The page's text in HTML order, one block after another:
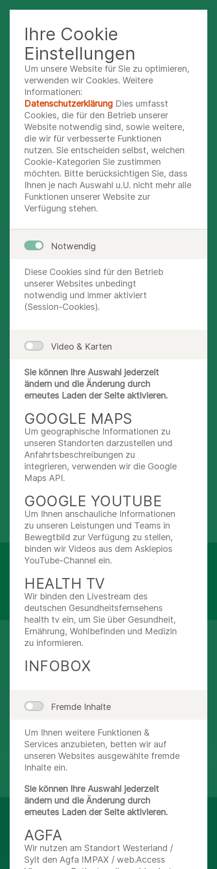
Praxis für Innere
Medizin - Kardiologie
Anmeldung & Auskunft
KONTAKT UND AUSKUNFT
040 181885-2623
040 181885-2690
Abteilungen
Asklepios MVZ St. Georg
20099 Hamburg
Details anzeigen
040 181885-2623
Nachricht schreiben
BLEIBEN
Ihre Cookie
Einstellungen
Um unsere Website für Sie zu optimieren,
verwenden wir Cookies. Weitere
Informationen:
Datenschutzerklärung Dies umfasst
Cookies, die für den Betrieb unserer
Website notwendig sind, sowie weitere,
die wir für verbesserte Funktionen
nutzen. Sie entscheiden selbst, welchen
Cookie-Kategorien Sie zustimmen
möchten. Bitte berücksichtigen Sie, dass
Ihnen je nach Auswahl u.U. nicht mehr alle
Funktionen unserer Website zur
Verfügung stehen.
Notwendig
Diese Cookies sind für den Betrieb
unserer Websites unbedingt
notwendig und immer aktiviert
(Session-Cookies).
Video & Karten
Sie können Ihre Auswahl jederzeit
ändern und die Änderung durch
erneutes Laden der Seite aktivieren.
GOOGLE MAPS
Um geographische Informationen zu
unseren Standorten darzustellen und
Anfahrtsbeschreibungen zu
integrieren, verwenden wir die Google
Maps API.
GOOGLE YOUTUBE
Um Ihnen anschauliche Informationen
zu unseren Leistungen und Teams in
Bewegtbild zur Verfügung zu stellen,
binden wir Videos aus dem Asklepios
YouTube-Channel ein.
HEALTH TV
Wir binden den Livestream des
deutschen Gesundheitsfernsehens
health tv ein, um Sie über Gesundheit,
Ernährung, Wohlbefinden und Medizin
zu informieren.
INFOBOX
Fremde Inhalte
Um Ihnen weitere Funktionen &
Services anzubieten, betten wir auf
unseren Websites ausgewählte fremde
Inhalte ein.
Sie können Ihre Auswahl jederzeit
ändern und die Änderung durch
erneutes Laden der Seite aktivieren.
AGFA
Wir nutzen am Standort Westerland /
Sylt den Agfa IMPAX / web.Access